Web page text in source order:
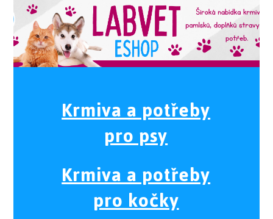
Krmiva a potřeby
pro psy
Krmiva a potřeby
pro kočky